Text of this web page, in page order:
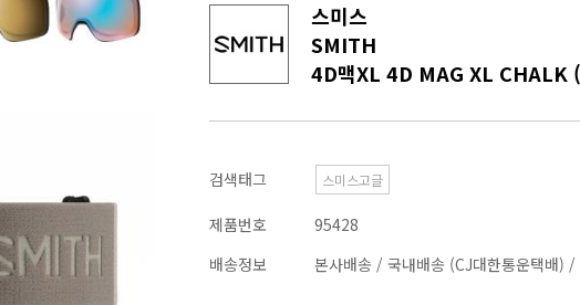
스미스
SMITH
검색태그 스미스고글
제품번호
95428
배송정보
본사배송 / 국내배송 (CJ대한통운택배) /